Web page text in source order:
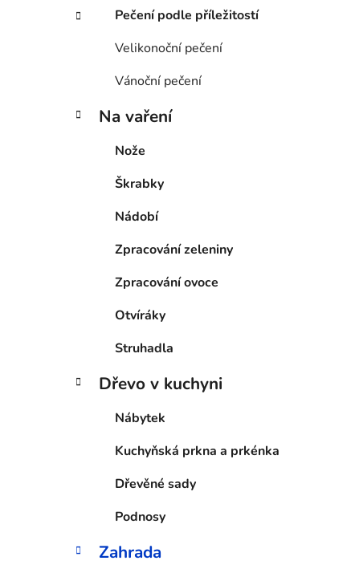
Pečení podle příležitostí
Velikonoční pečení
Vánoční pečení
Na vaření
Nože
Škrabky
Nádobí
Zpracování zeleniny
Zpracování ovoce
Otvíráky
Struhadla
Dřevo v kuchyni
Nábytek
Kuchyňská prkna a prkénka
Dřevěné sady
Podnosy
Zahrada